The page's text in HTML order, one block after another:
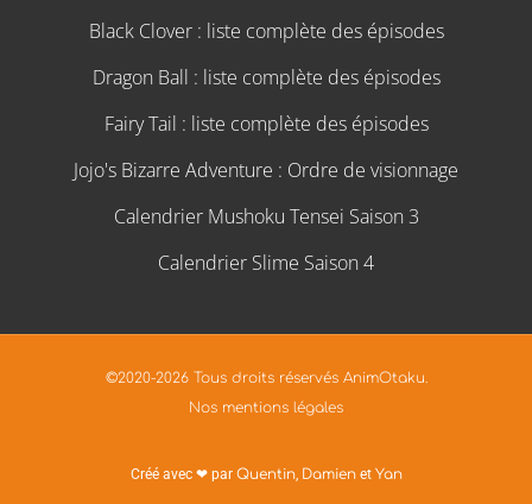
Black Clover : liste complète des épisodes
Dragon Ball : liste complète des épisodes
Fairy Tail : liste complète des épisodes
Jojo's Bizarre Adventure : Ordre de visionnage
Calendrier Mushoku Tensei Saison 3
Calendrier Slime Saison 4
©2020-2026 Tous droits réservés AnimOtaku.
Nos mentions légales
Créé avec ❤ par Quentin, Damienet Yan